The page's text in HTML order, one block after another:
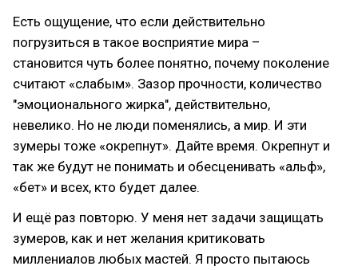
Есть ощущение, что если действительно
погрузиться в такое восприятие мира –
становится чуть более понятно, почему поколение
считают «слабым». Зазор прочности, количество
"эмоционального жирка", действительно,
невелико. Но не люди поменялись, а мир. И эти
зумеры тоже «окрепнут». Дайте время. Окрепнут и
так же будут не понимать и обесценивать «альф»,
«бет» и всех, кто будет далее.
И ещё раз повторю. У меня нет задачи защищать
зумеров, как и нет желания критиковать
миллениалов любых мастей. Я просто пытаюсь